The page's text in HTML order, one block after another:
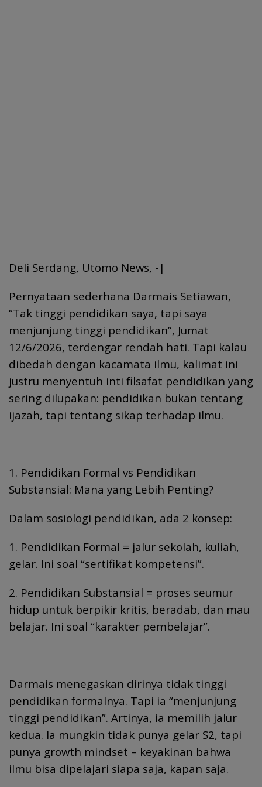
Deli Serdang, Utomo News, -|
Pernyataan sederhana Darmais Setiawan,
“Tak tinggi pendidikan saya, tapi saya
menjunjung tinggi pendidikan”, Jumat
12/6/2026, terdengar rendah hati. Tapi kalau
dibedah dengan kacamata ilmu, kalimat ini
justru menyentuh inti filsafat pendidikan yang
sering dilupakan: pendidikan bukan tentang
ijazah, tapi tentang sikap terhadap ilmu.
1. Pendidikan Formal vs Pendidikan
Substansial: Mana yang Lebih Penting?
Dalam sosiologi pendidikan, ada 2 konsep:
1. Pendidikan Formal = jalur sekolah, kuliah,
gelar. Ini soal “sertifikat kompetensi”.
2. Pendidikan Substansial = proses seumur
hidup untuk berpikir kritis, beradab, dan mau
belajar. Ini soal “karakter pembelajar”.
Darmais menegaskan dirinya tidak tinggi
pendidikan formalnya. Tapi ia “menjunjung
tinggi pendidikan”. Artinya, ia memilih jalur
kedua. Ia mungkin tidak punya gelar S2, tapi
punya growth mindset – keyakinan bahwa
ilmu bisa dipelajari siapa saja, kapan saja.